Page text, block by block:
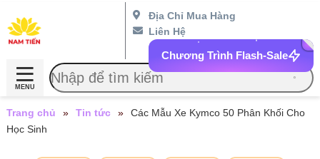
Địa Chỉ Mua Hàng
Liên Hệ
Chương Trình Flash-Sale
MENU
Trang chủ » Tin tức »
Các Mẫu Xe Kymco 50 Phân Khối Cho
Học Sinh